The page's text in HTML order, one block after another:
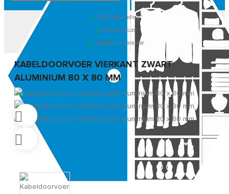
Gratis Verzending*
Grootste keuze
Uitgebreide garantie
KABELDOORVOER VIERKANT ZWART
ALUMINIUM 80 X 80 MM